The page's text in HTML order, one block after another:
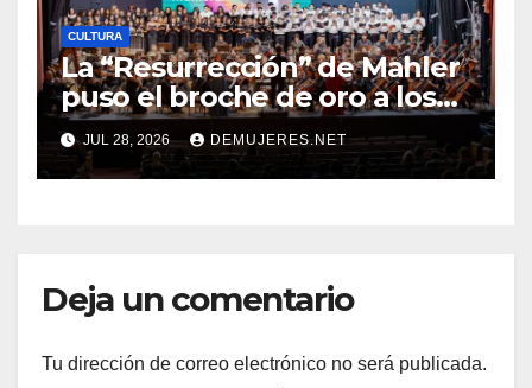
CULTURA
La “Resurrección” de Mahler
puso el broche de oro a los
20 años del Festival Alfredo
De Saint Malo
JUL 28, 2026 DEMUJERES.NET
Deja un comentario
Tu dirección de correo electrónico no será publicada.